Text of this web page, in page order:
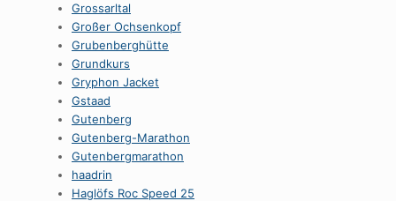
Grossarltal
Großer Ochsenkopf
Grubenberghütte
Grundkurs
Gryphon Jacket
Gstaad
Gutenberg
Gutenberg-Marathon
Gutenbergmarathon
haadrin
Haglöfs Roc Speed 25